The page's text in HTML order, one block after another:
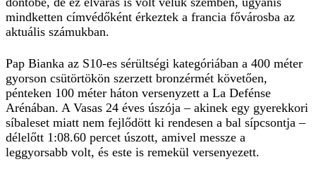
mindketten címvédőként érkeztek a francia fővárosba az
aktuális számukban.
Pap Bianka az S10-es sérültségi kategóriában a 400 méter
gyorson csütörtökön szerzett bronzérmét követően,
pénteken 100 méter háton versenyzett a La Defénse
Arénában. A Vasas 24 éves úszója – akinek egy gyerekkori
síbaleset miatt nem fejlődött ki rendesen a bal sípcsontja –
délelőtt 1:08.60 percet úszott, amivel messze a
leggyorsabb volt, és este is remekül versenyezett.